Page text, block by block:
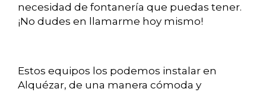
necesidad de fontanería que puedas tener.
¡No dudes en llamarme hoy mismo!
Estos equipos los podemos instalar en
Alquézar, de una manera cómoda y